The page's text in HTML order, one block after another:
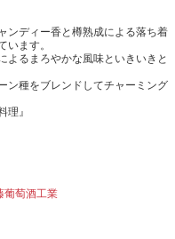
ンディー香と樽熟成による落ち着
います。
よるまろやかな風味といきいきと
ン種をブレンドしてチャーミング
理』
萄酒工業